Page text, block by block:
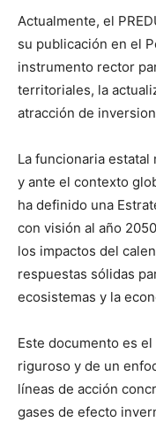
Actualmente, el
su publicación en el
instrumento rector
territoriales, la
atracción de
La funcionaria estatal
y ante el contexto
ha definido una
con visión al año
los impactos del
respuestas sólidas
ecosistemas y la
Este documento es
riguroso y de un
líneas de acción
gases de efecto